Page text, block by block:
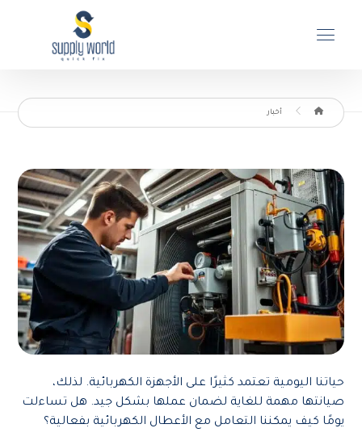
أخبار
حياتنا اليومية تعتمد كثيرًا على الأجهزة الكهربائية. لذلك،
صيانتها مهمة للغاية لضمان عملها بشكل جيد. هل تساءلت
يومًا كيف يمكننا التعامل مع الأعطال الكهربائية بفعالية؟